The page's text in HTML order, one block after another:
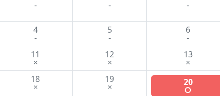
- - -
4
-
5
-
6
-
11
×
12
×
13
×
18
×
19
× 20
○